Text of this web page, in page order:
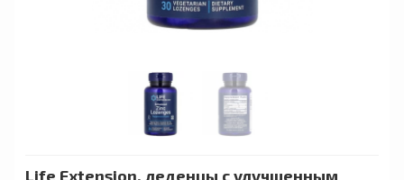
Life Extension, леденцы с улучшенным